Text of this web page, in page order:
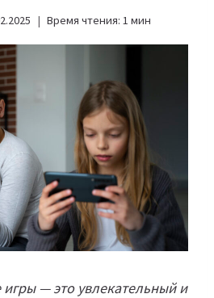
Время чтения: 1 мин
— это увлекательный и